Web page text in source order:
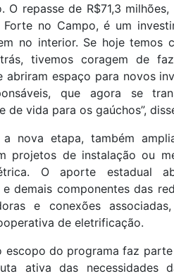
O repasse de R$71,3
Forte no Campo, é um
no interior. Se hoje temos
tivemos coragem de
espaço para novos
que agora se
de vida para os gaúchos”,
nova etapa, também
projetos de instalação ou
O aporte estadual
demais componentes das
e conexões
de eletrificação.
escopo do programa faz
ativa das necessidades